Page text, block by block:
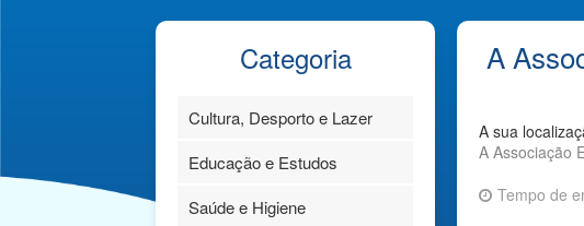
Categoria
Cultura, Desporto e Lazer
Educação e Estudos
Saúde e Higiene
A
A sua
A Associação
Tempo de